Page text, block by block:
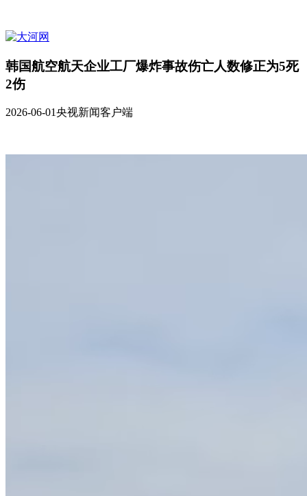
韩国航空航天企业工厂爆炸事故伤亡人数修正为5死
2伤
2026-06-01央视新闻客户端